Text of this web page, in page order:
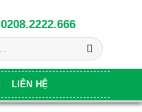
0208.2222.666
LIÊN HỆ